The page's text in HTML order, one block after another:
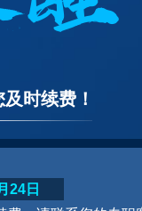
时续费！
24日